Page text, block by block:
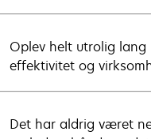
Oplev helt utrolig lang
effektivitet og
Det har aldrig været